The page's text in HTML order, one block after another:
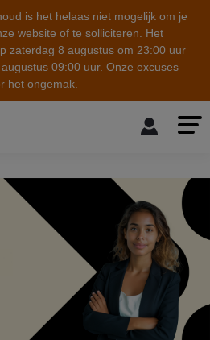
is het helaas niet mogelijk om je
website of te solliciteren. Het
zaterdag 8 augustus om 23:00 uur
09:00 uur. Onze excuses
het ongemak.
skip to the main content